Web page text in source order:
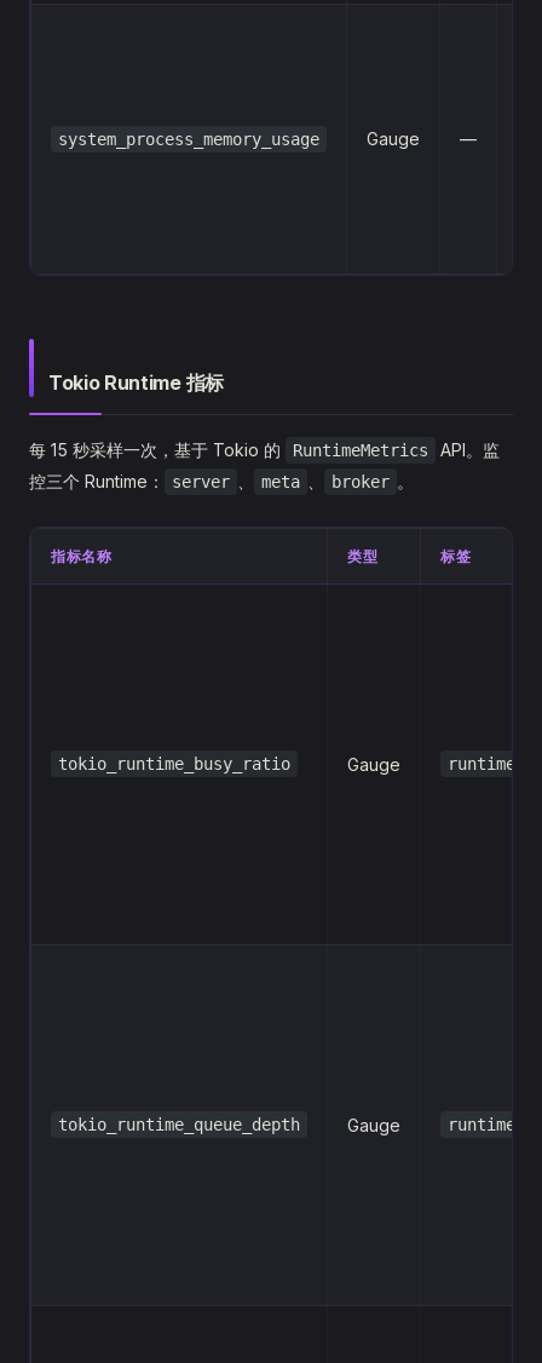
system_process_memory_usage Gauge —
Tokio Runtime 指标
每 15 秒采样一次，基于 Tokio 的 RuntimeMetrics
API。监
控三个 Runtime：
server meta broker 。
指标名称 类型 标签
tokio_runtime_busy_ratio Gauge runtime
tokio_runtime_queue_depth Gauge runtime